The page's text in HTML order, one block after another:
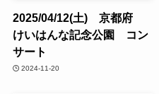
2025/04/12(土) 京都府
けいはんな記念公園 コン
サート
2024-11-20